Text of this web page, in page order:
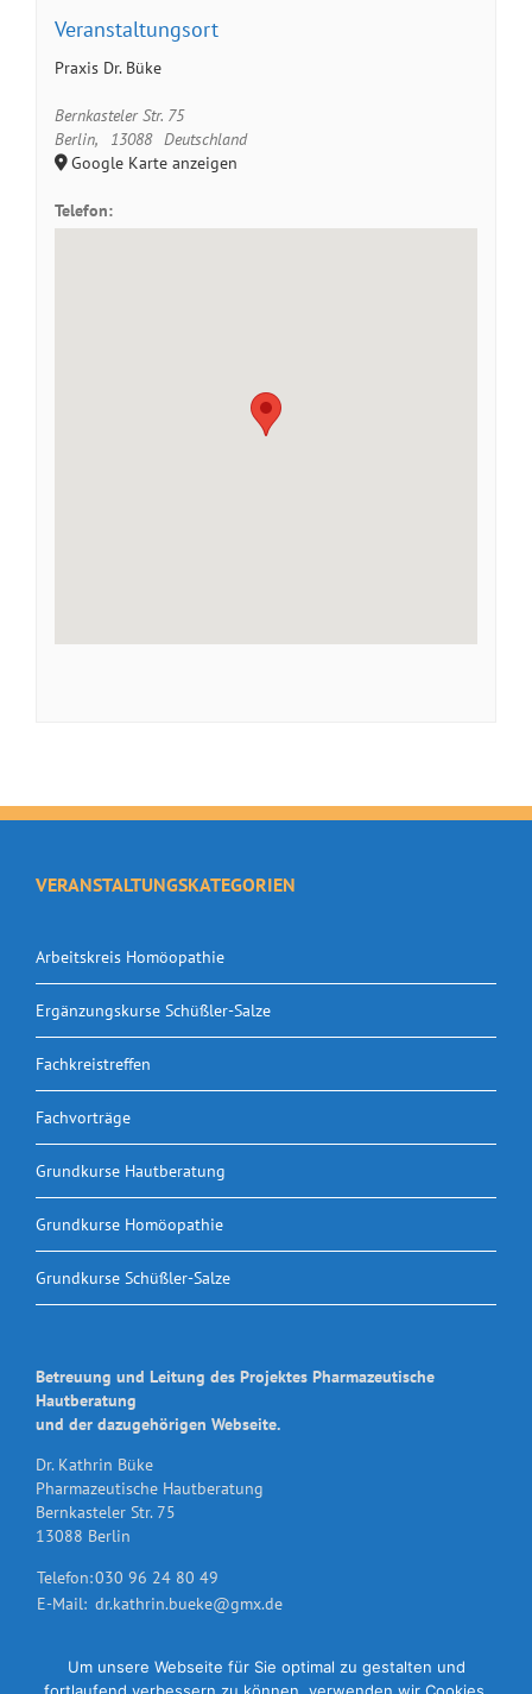
Veranstaltungsort
Praxis Dr. Büke
Bernkasteler Str. 75
Berlin, 13088 Deutschland
Google Karte anzeigen
Telefon:
+49 (0)30 96 24 80 49
VERANSTALTUNGSKATEGORIEN
Arbeitskreis Homöopathie
Ergänzungskurse Schüßler-Salze
Fachkreistreffen
Fachvorträge
Grundkurse Hautberatung
Grundkurse Homöopathie
Grundkurse Schüßler-Salze
Betreuung und Leitung des Projektes Pharmazeutische
Hautberatung
und der dazugehörigen Webseite.
Dr. Kathrin Büke
Pharmazeutische Hautberatung
Bernkasteler Str. 75
13088 Berlin
Telefon:030 96 24 80 49
E-Mail: dr.kathrin.bueke@gmx.de
Um unsere Webseite für Sie optimal zu gestalten und